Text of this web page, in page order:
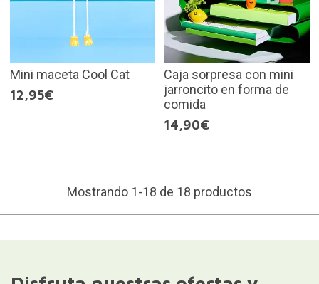
Mini maceta Cool Cat
12,95€
Caja sorpresa con mini
jarroncito en forma de
comida
14,90€
Mostrando 1-18 de 18 productos